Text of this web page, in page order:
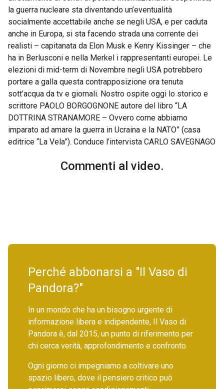
la guerra nucleare sta diventando un’eventualità
socialmente accettabile anche se negli USA, e per caduta
anche in Europa, si sta facendo strada una corrente dei
realisti – capitanata da Elon Musk e Kenry Kissinger – che
ha in Berlusconi e nella Merkel i rappresentanti europei. Le
elezioni di mid-term di Novembre negli USA potrebbero
portare a galla questa contrapposizione ora tenuta
sott’acqua da tv e giornali. Nostro ospite oggi lo storico e
scrittore PAOLO BORGOGNONE autore del libro “LA
DOTTRINA STRANAMORE – Ovvero come abbiamo
imparato ad amare la guerra in Ucraina e la NATO” (casa
editrice “La Vela”). Conduce l’intervista CARLO SAVEGNAGO
Commenti al video.
Perché abbonarsi a "Il Vaso di
Pandora?"
In un mondo che ha un bisogno urgente di
informazione libera e indipendente, Il Vaso di
Pandora è, dal 2015, un punto di riferimento per
chi cerca verità, approfondimento e confronto.
Ogni giorno ci impegniamo a coltivare uno
spazio libero, dove il pensiero critico può